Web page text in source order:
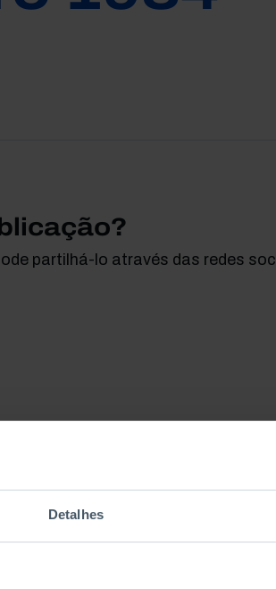
Detalhes
partilhá-lo através das redes